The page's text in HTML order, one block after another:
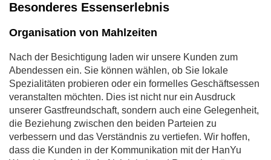
Besonderes Essenserlebnis
Organisation von Mahlzeiten
Nach der Besichtigung laden wir unsere Kunden zum
Abendessen ein. Sie können wählen, ob Sie lokale
Spezialitäten probieren oder ein formelles Geschäftsessen
veranstalten möchten. Dies ist nicht nur ein Ausdruck
unserer Gastfreundschaft, sondern auch eine Gelegenheit,
die Beziehung zwischen den beiden Parteien zu
verbessern und das Verständnis zu vertiefen. Wir hoffen,
dass die Kunden in der Kommunikation mit der HanYu